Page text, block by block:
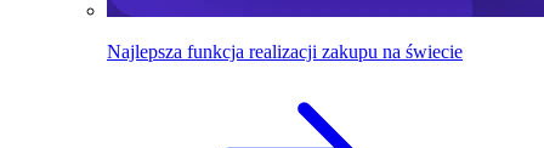
Najlepsza funkcja realizacji zakupu na świecie